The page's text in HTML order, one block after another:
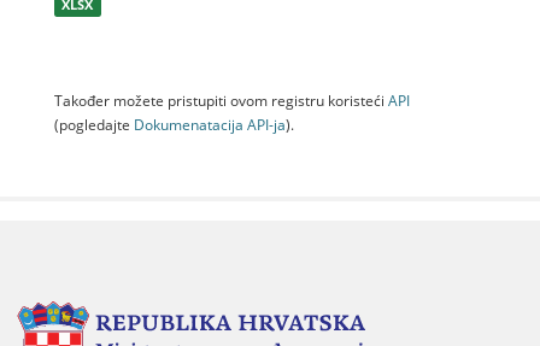
XLSX
Također možete pristupiti ovom registru koristeći API
(pogledajte Dokumenаtаcijа API-jа).